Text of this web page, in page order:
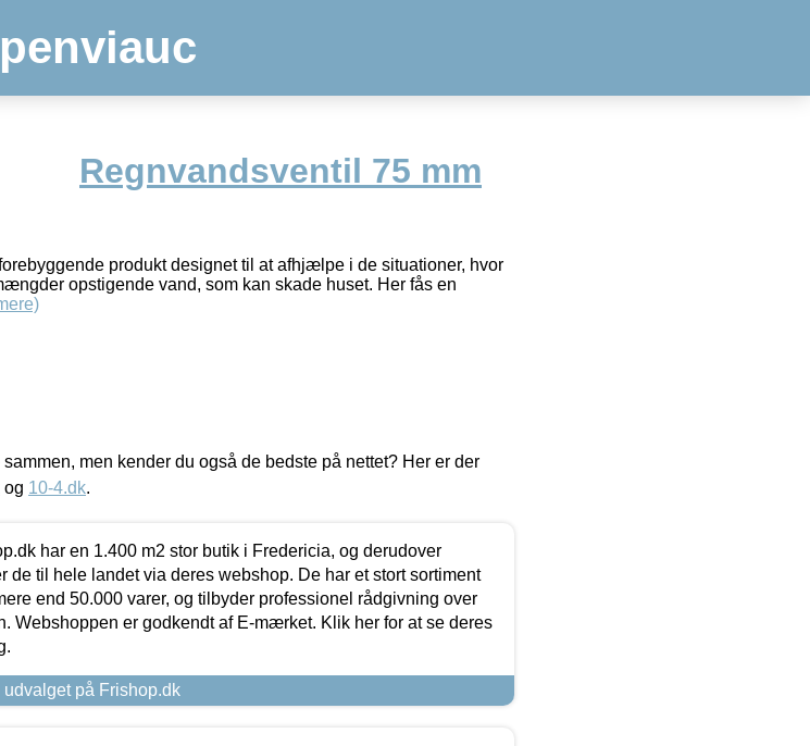
Regnvandsventil 75 mm
produkt designet til at afhjælpe i de situationer, hvor
opstigende vand, som kan skade huset. Her fås en
men kender du også de bedste på nettet? Her er der
og 10-4.dk.
har en 1.400 m2 stor butik i Fredericia, og derudover
de til hele landet via deres webshop. De har et stort sortiment
end 50.000 varer, og tilbyder professionel rådgivning over
Webshoppen er godkendt af E-mærket. Klik her for at se deres
udvalget på Frishop.dk